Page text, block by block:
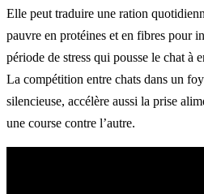
Elle peut traduire une ration
pauvre en protéines et en fibres pour
période de stress qui pousse le chat à
La compétition entre chats dans un
silencieuse, accélère aussi la prise
une course contre l’autre.